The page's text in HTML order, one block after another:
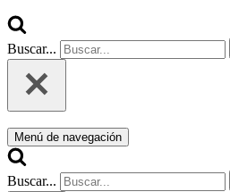
Buscar...
Menú de navegación
Buscar...